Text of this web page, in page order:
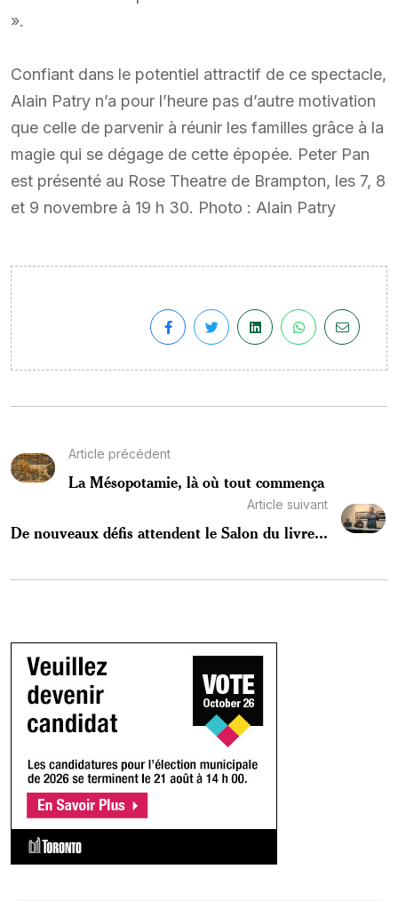
».
Confiant dans le potentiel attractif de ce spectacle,
Alain Patry n’a pour l’heure pas d’autre motivation
que celle de parvenir à réunir les familles grâce à la
magie qui se dégage de cette épopée. Peter Pan
est présenté au Rose Theatre de Brampton, les 7, 8
et 9 novembre à 19 h 30. Photo : Alain Patry
Article précédent
La Mésopotamie, là où tout commença
Article suivant
De nouveaux défis attendent le Salon du livre...